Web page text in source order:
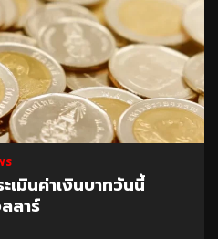
เมินค่าเงินบาทวันนี้
ลาร์